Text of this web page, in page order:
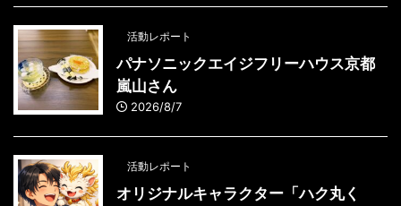
活動レポート
パナソニックエイジフリーハウス京都
嵐山さん
2026/8/7
活動レポート
オリジナルキャラクター「ハク丸く